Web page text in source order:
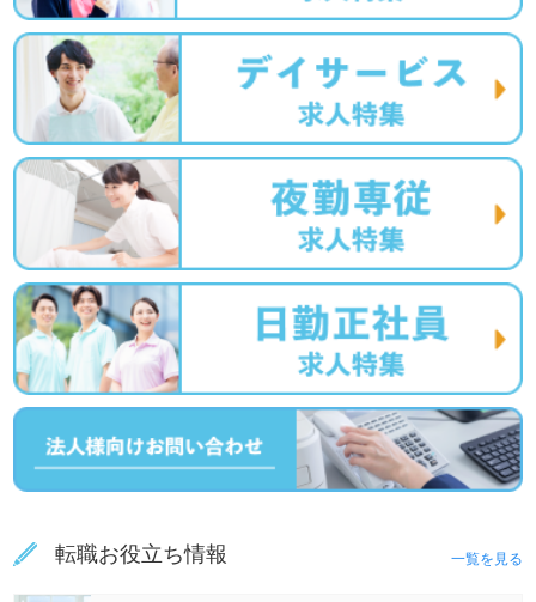
転職お役立ち情報 一覧を見る